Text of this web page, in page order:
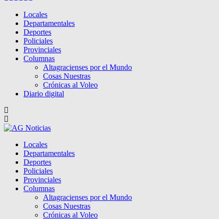
Locales
Departamentales
Deportes
Policiales
Provinciales
Columnas
Altagracienses por el Mundo
Cosas Nuestras
Crónicas al Voleo
Diario digital
Locales
Departamentales
Deportes
Policiales
Provinciales
Columnas
Altagracienses por el Mundo
Cosas Nuestras
Crónicas al Voleo